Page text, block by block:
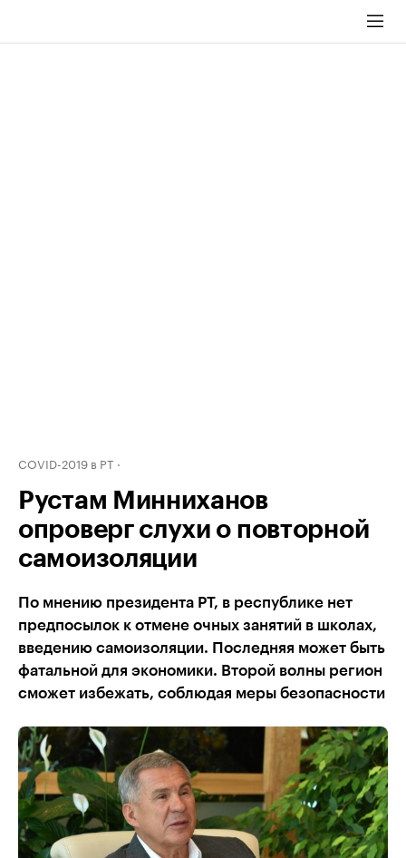
COVID-2019 в РТ
Рустам Минниханов
опроверг слухи о повторной
самоизоляции
По мнению президента РТ, в республике нет
предпосылок к отмене очных занятий в школах,
введению самоизоляции. Последняя может быть
фатальной для экономики. Второй волны регион
сможет избежать, соблюдая меры безопасности